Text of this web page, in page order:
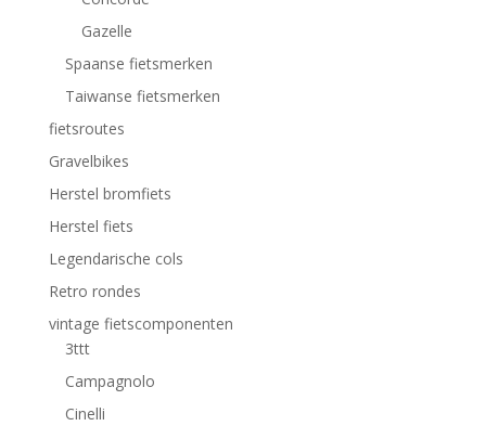
Gazelle
Spaanse fietsmerken
Taiwanse fietsmerken
fietsroutes
Gravelbikes
Herstel bromfiets
Herstel fiets
Legendarische cols
Retro rondes
vintage fietscomponenten
3ttt
Campagnolo
Cinelli